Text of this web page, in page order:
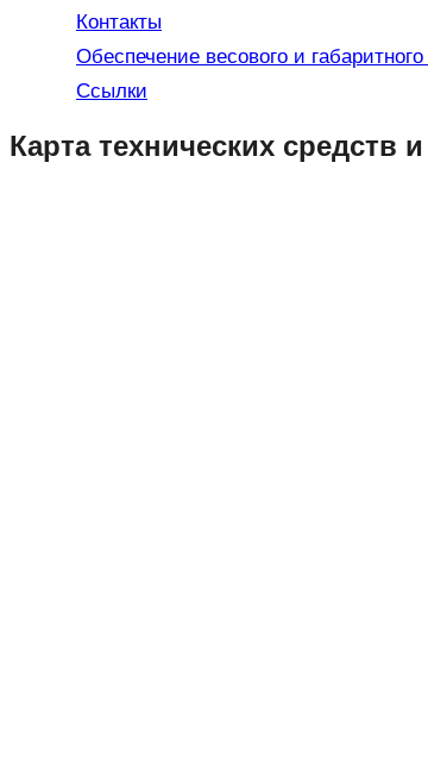
Контакты
Обеспечение весового и габаритного
Ссылки
Карта технических